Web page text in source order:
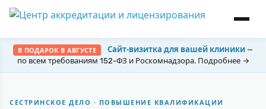
В ПОДАРОК В АВГУСТЕ Сайт-визитка для вашей клиники —
по всем требованиям 152-ФЗ и Роскомнадзора. Подробнее →
СЕСТРИНСКОЕ ДЕЛО · ПОВЫШЕНИЕ КВАЛИФИКАЦИИ